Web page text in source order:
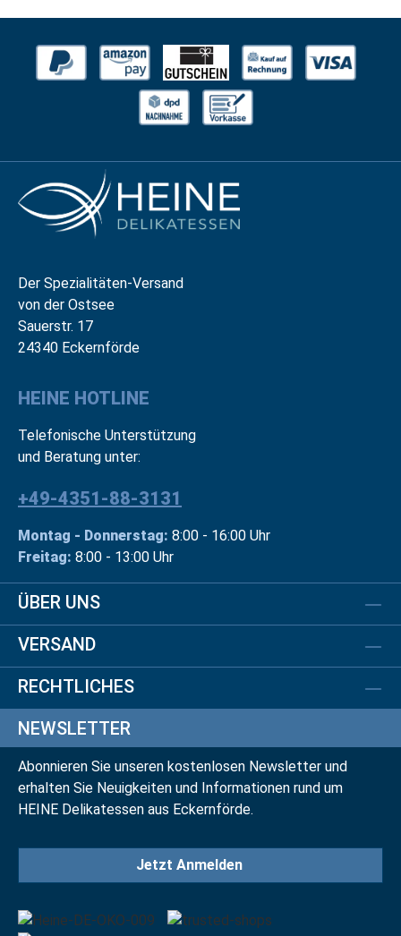
Der Spezialitäten-Versand
von der Ostsee
Sauerstr. 17
24340 Eckernförde
HEINE HOTLINE
Telefonische Unterstützung
und Beratung unter:
+49-4351-88-3131
Montag - Donnerstag: 8:00 - 16:00 Uhr
Freitag: 8:00 - 13:00 Uhr
ÜBER UNS
VERSAND
RECHTLICHES
NEWSLETTER
Abonnieren Sie unseren kostenlosen Newsletter und
erhalten Sie Neuigkeiten und Informationen rund um
HEINE Delikatessen aus Eckernförde.
Jetzt Anmelden